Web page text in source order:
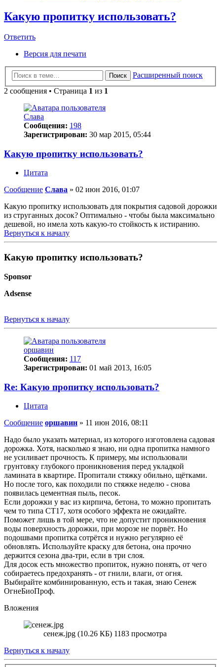
Какую пропитку использовать?
Ответить
Версия для печати
Поиск
Расширенный поиск
2 сообщения • Страница 1 из 1
Cлава
Сообщения: 198
Зарегистрирован: 30 мар 2015, 05:44
Какую пропитку использовать?
Цитата
Сообщение Cлава » 02 июн 2016, 01:07
Какую пропитку использовать для покрытия садовой дорожки
из струганных досок? Оптимально - чтобы была максимально
дешевой, но имела хоть какую-то стойкость к истиранию.
Вернуться к началу
Какую пропитку использовать?
Sponsor
Adsense
Вернуться к началу
оршавин
Сообщения: 117
Зарегистрирован: 01 май 2013, 16:05
Re: Какую пропитку использовать?
Цитата
Сообщение оршавин » 11 июн 2016, 08:11
Надо было указать материал, из которого изготовлена садовая
дорожка. Хотя, насколько я знаю, ни одна пропитка намного
не усиливает прочность. К примеру, мы использовали
грунтовку глубокого проникновения перед укладкой
ламината в квартире. Пропитали стяжку обильно, щётками.
Но после того, как походили по стяжке неделю - снова
появилась цементная пыль, песок.
Если дорожки у вас из кирпича, бетона, то можно пропитать
чем то типа СТ17, хотя особого эффекта не ожидайте.
Поможет лишь в той мере, что не допустит проникновения
воды поверхность дорожки, при морозе не порвёт. Но
подошвами пропитка сотрётся и нужно регулярно её
обновлять. Используйте краску для бетона, она прочно
держится сезона два-три, если в три слоя.
Для досок есть множество пропиток, нужно понять, от чего
собираетесь предохранять - от гнили, влаги, от огня.
Выбирайте комбинированную, есть и такая, знаю Сенеж
ОгнеБиоПроф.
Вложения
сенеж.jpg (10.26 КБ) 1183 просмотра
Вернуться к началу